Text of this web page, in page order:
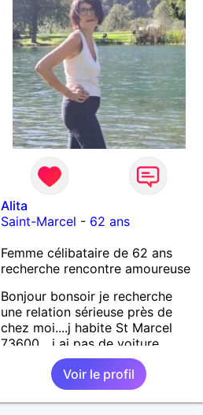
Alita
Saint-Marcel - 62 ans
Femme célibataire de 62 ans
recherche rencontre amoureuse
Bonjour bonsoir je recherche
une relation sérieuse près de
chez moi....j habite St Marcel
73600....j ai pas de voiture
50km ... quelqu'un qui aurait
entre 55 et 64 ans...sans enfants
de préférence même adultes et
qui n aurait garder aucun
Voir le profil